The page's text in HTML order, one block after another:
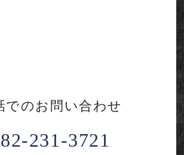
でのお問い合わせ
231-3721